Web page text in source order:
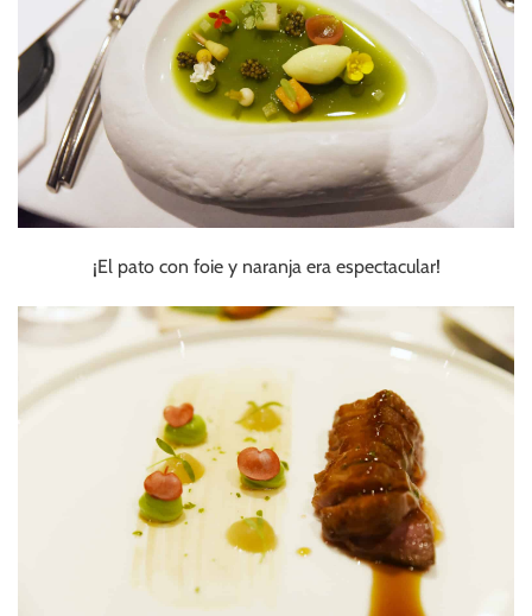
¡El pato con foie y naranja era espectacular!